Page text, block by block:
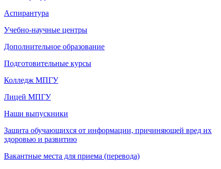
Аспирантура
Учебно-научные центры
Дополнительное образование
Подготовительные курсы
Колледж МПГУ
Лицей МПГУ
Наши выпускники
Защита обучающихся от информации, причиняющей вред их
здоровью и развитию
Вакантные места для приема (перевода)